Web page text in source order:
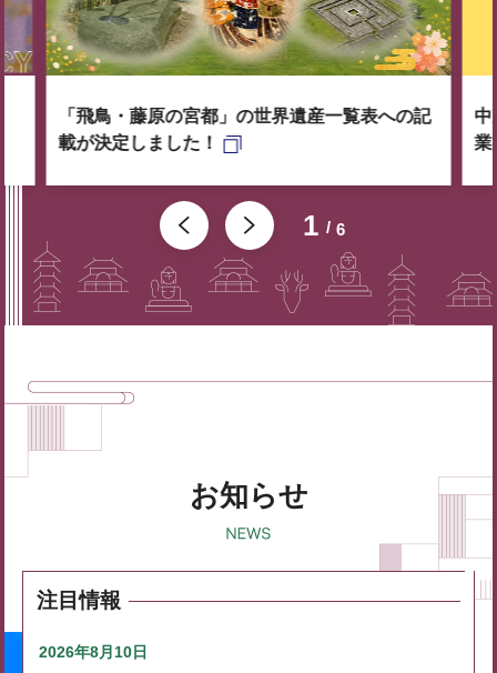
1 6
「飛鳥・藤原の宮都」の世界遺産一覧表への記
載が決定しました！
中
業
お知らせ
注目情報
2026年8月10日